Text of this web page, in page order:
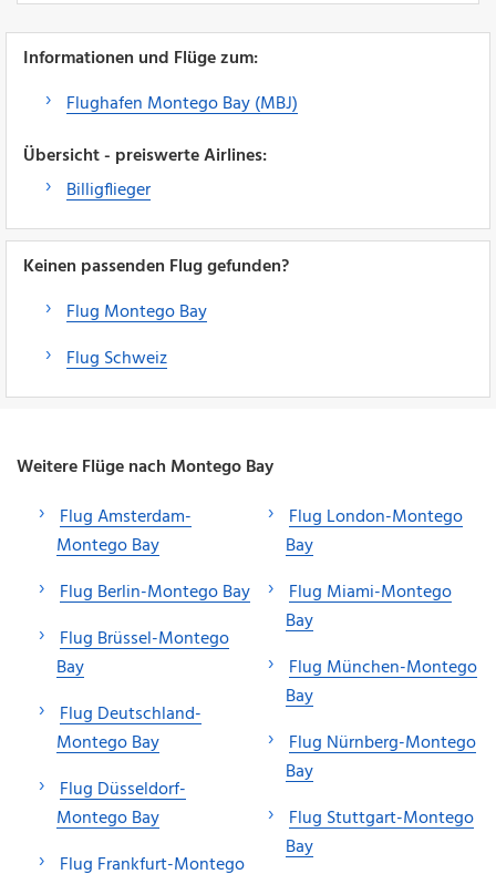
Informationen und Flüge zum:
Flughafen Montego Bay (MBJ)
Übersicht - preiswerte Airlines:
Billigflieger
Keinen passenden Flug gefunden?
Flug Montego Bay
Flug Schweiz
Weitere Flüge nach Montego Bay
Flug Amsterdam-
Montego Bay
Flug Berlin-Montego Bay
Flug Brüssel-Montego
Bay
Flug Deutschland-
Montego Bay
Flug Düsseldorf-
Montego Bay
Flug Frankfurt-Montego
Flug London-Montego
Bay
Flug Miami-Montego
Bay
Flug München-Montego
Bay
Flug Nürnberg-Montego
Bay
Flug Stuttgart-Montego
Bay